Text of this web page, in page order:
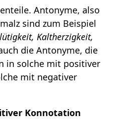
Antonyme, also
sind zum Beispiel
Kaltherzigkeit,
die Antonyme, die
in solche mit positiver
mit negativer
Konnotation